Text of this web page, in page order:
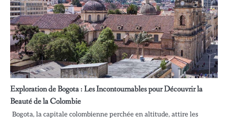
Exploration de Bogota : Les Incontournables pour Découvrir la
Beauté de la Colombie
Bogota, la capitale colombienne perchée en altitude, attire les